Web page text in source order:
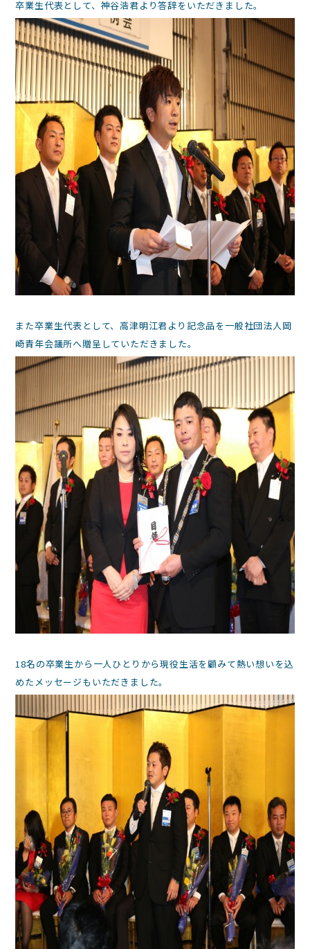
卒業生代表として、神谷浩君より答辞をいただきました。
また卒業生代表として、高津明江君より記念品を一般社団法人岡
崎青年会議所へ贈呈していただきました。
18名の卒業生から一人ひとりから現役生活を顧みて熱い想いを込
めたメッセージもいただきました。